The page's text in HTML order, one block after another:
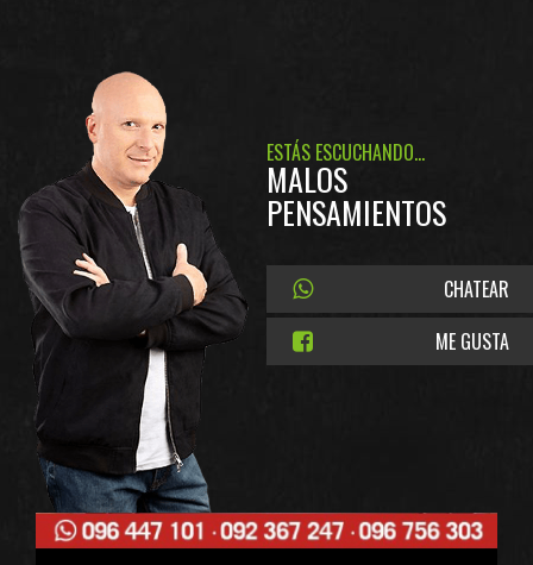
ESTÁS ESCUCHANDO...
MALOS
PENSAMIENTOS
CHATEAR
ME GUSTA